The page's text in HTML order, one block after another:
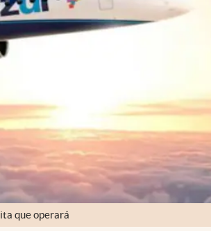
que operará